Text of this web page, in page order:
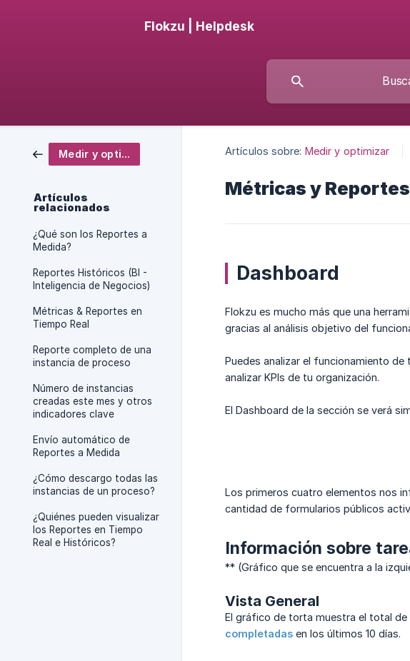
Flokzu | Helpdesk
Medir y optimizar
Artículos
relacionados
¿Qué son los Reportes a
Medida?
Reportes Históricos (BI -
Inteligencia de Negocios)
Métricas & Reportes en
Tiempo Real
Reporte completo de una
instancia de proceso
Número de instancias
creadas este mes y otros
indicadores clave
Envío automático de
Reportes a Medida
¿Cómo descargo todas las
instancias de un proceso?
¿Quiénes pueden visualizar
los Reportes en Tiempo
Real e Históricos?
Artículos sobre: Medir y optimizar
Métricas y
Dashboard
Flokzu es mucho más que una
gracias al análisis objetivo del
Puedes analizar el funcionamiento de
analizar KPIs de tu organización.
El Dashboard de la sección se verá
Los primeros cuatro elementos nos
cantidad de formularios públicos
Información sobre
** (Gráfico que se encuentra a la
Vista General
El gráfico de torta muestra el total
completadas en los últimos 10 días.